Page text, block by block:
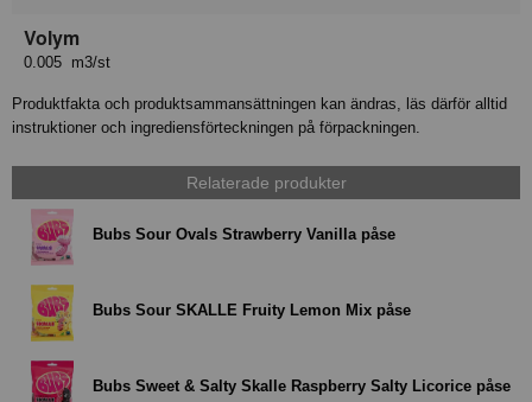
Volym
0.005 m3/st
Produktfakta och produktsammansättningen kan ändras, läs därför alltid
instruktioner och ingrediensförteckningen på förpackningen.
Relaterade produkter
Bubs Sour Ovals Strawberry Vanilla påse
Bubs Sour SKALLE Fruity Lemon Mix påse
Bubs Sweet & Salty Skalle Raspberry Salty Licorice påse